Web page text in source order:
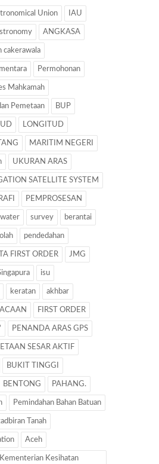
Union IAU
ANGKASA
cakerawala
Permohonan
Mahkamah
Pemetaan BUP
LONGITUD
MARITIM NEGERI
UKURAN ARAS
SATELLITE SYSTEM
PEMPROSESAN
water survey berantai
pendedahan
FIRST ORDER JMG
isu
keratan akhbar
FIRST ORDER
PENANDA ARAS GPS
SESAR AKTIF
BUKIT TINGGI
BENTONG PAHANG.
Pemindahan Bahan Batuan
Tanah
Aceh
Kesihatan